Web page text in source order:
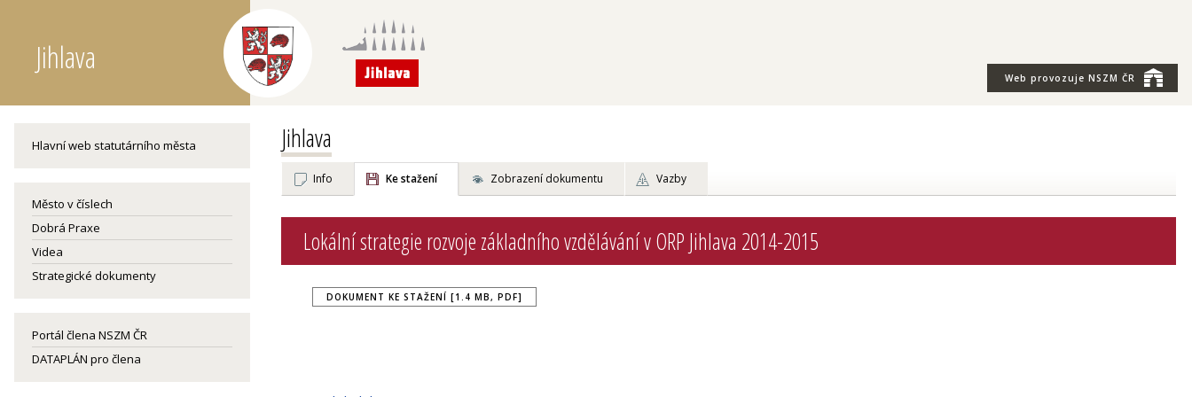
Jihlava
Web provozuje NSZM ČR
Hlavní web statutárního města
Město v číslech
Dobrá Praxe
Videa
Strategické dokumenty
Portál člena NSZM ČR
DATAPLÁN pro člena
Jihlava
Info Ke stažení Zobrazení dokumentu Vazby
Lokální strategie rozvoje základního vzdělávání v ORP Jihlava 2014-2015
DOKUMENT KE STAŽENÍ [1.4 MB, PDF]